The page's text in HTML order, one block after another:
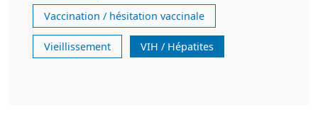
Vaccination / hésitation vaccinale
Vieillissement VIH / Hépatites